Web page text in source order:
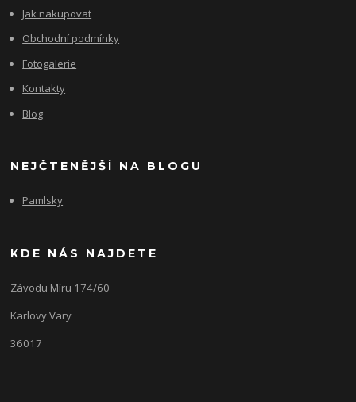
Jak nakupovat
Obchodní podmínky
Fotogalerie
Kontakty
Blog
NEJČTENĚJŠÍ NA BLOGU
Pamlsky
KDE NÁS NAJDETE
Závodu Míru 174/60
Karlovy Vary
36017